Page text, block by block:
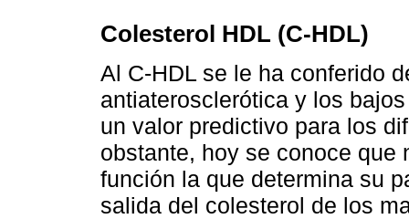
Colesterol HDL (C-HDL)
Al C-HDL se le ha conferido
antiaterosclerótica y los
un valor predictivo para los
obstante, hoy se conoce que
función la que determina su
salida del colesterol de los